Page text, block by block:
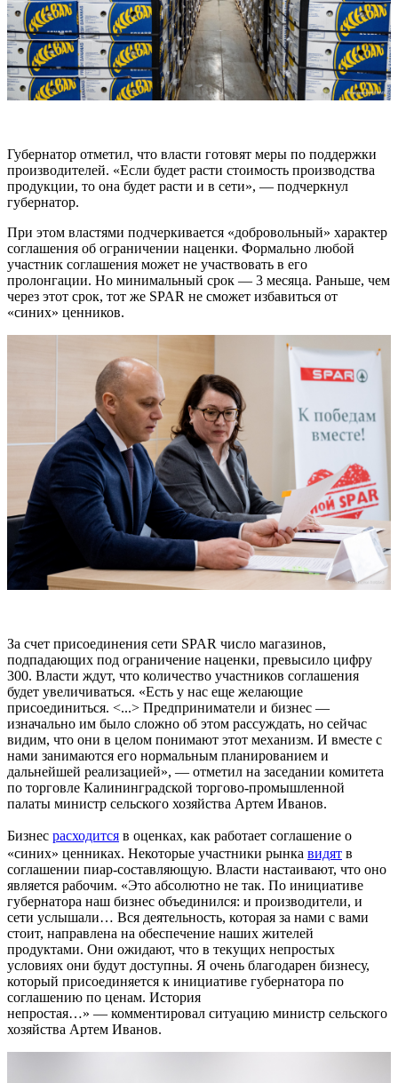
Губернатор отметил, что власти готовят меры по поддержки
производителей. «Если будет расти стоимость производства
продукции, то она будет расти и в сети», — подчеркнул
губернатор.
При этом властями подчеркивается «добровольный» характер
соглашения об ограничении наценки. Формально любой
участник соглашения может не участвовать в его
пролонгации. Но минимальный срок — 3 месяца. Раньше, чем
через этот срок, тот же SPAR не сможет избавиться от
«синих» ценников.
За счет присоединения сети SPAR число магазинов,
подпадающих под ограничение наценки, превысило цифру
300. Власти ждут, что количество участников соглашения
будет увеличиваться. «Есть у нас еще желающие
присоединиться. <...> Предприниматели и бизнес —
изначально им было сложно об этом рассуждать, но сейчас
видим, что они в целом понимают этот механизм. И вместе с
нами занимаются его нормальным планированием и
дальнейшей реализацией», — отметил на заседании комитета
по торговле Калининградской торгово-промышленной
палаты министр сельского хозяйства Артем Иванов.
Бизнес расходится в оценках, как работает соглашение о
«синих» ценниках. Некоторые участники рынка видят в
соглашении пиар-составляющую. Власти настаивают, что оно
является рабочим. «Это абсолютно не так. По инициативе
губернатора наш бизнес объединился: и производители, и
сети услышали… Вся деятельность, которая за нами с вами
стоит, направлена на обеспечение наших жителей
продуктами. Они ожидают, что в текущих непростых
условиях они будут доступны. Я очень благодарен бизнесу,
который присоединяется к инициативе губернатора по
соглашению по ценам. История
непростая…» — комментировал ситуацию министр сельского
хозяйства Артем Иванов.